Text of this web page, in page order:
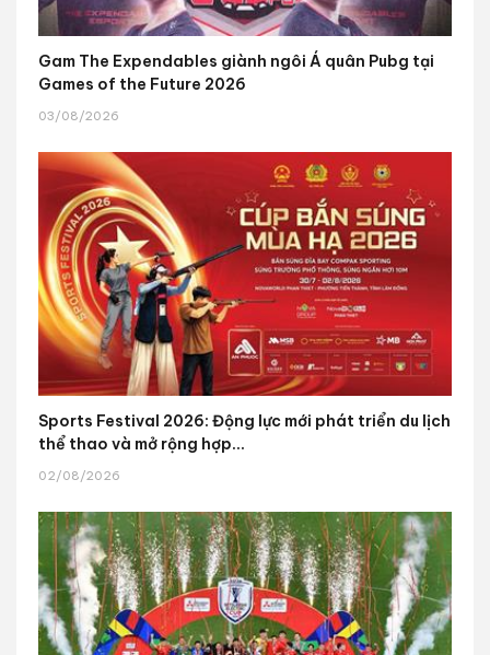
Gam The Expendables giành ngôi Á quân Pubg tại
Games of the Future 2026
03/08/2026
Sports Festival 2026: Động lực mới phát triển du lịch
thể thao và mở rộng hợp...
02/08/2026